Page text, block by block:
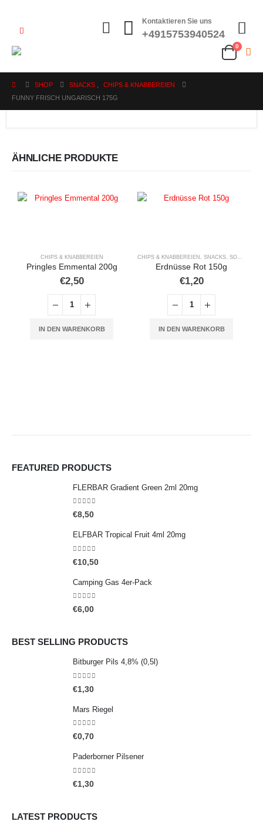
Kontaktieren Sie uns
+4915753940524
0
SHOP SNACKS
CHIPS & KNABBEREIEN
FUNNY FRISCH UNGARISCH 175G
ÄHNLICHE PRODUKTE
CHIPS & KNABBEREIEN
Pringles Emmental 200g
€2,50
IN DEN WARENKORB
CHIPS & KNABBEREIEN SNACKS SONSTIGES
Erdnüsse Rot 150g
€1,20
IN DEN WARENKORB
FEATURED PRODUCTS
FLERBAR Gradient Green 2ml 20mg
0out of 5
€8,50
ELFBAR Tropical Fruit 4ml 20mg
0 out of 5
€10,50
Camping Gas 4er-Pack
0out of 5
€6,00
BEST SELLING PRODUCTS
Bitburger Pils 4,8% (0,5l)
0 out of 5
€1,30
Mars Riegel
0out of 5
€0,70
Paderborner Pilsener
0 out of 5
€1,30
LATEST PRODUCTS